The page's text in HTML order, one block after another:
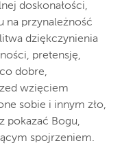
doskonałości,
na przynależność
dziękczynienia
pretensję,
dobre,
wzięciem
sobie i innym zło,
pokazać Bogu,
spojrzeniem.